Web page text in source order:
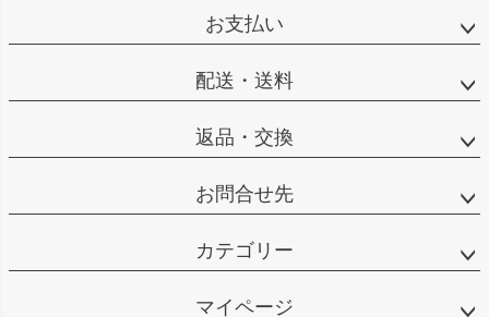
お支払い
配送・送料
返品・交換
お問合せ先
カテゴリー
マイページ